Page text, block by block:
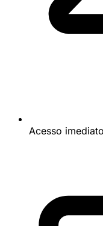
Acesso